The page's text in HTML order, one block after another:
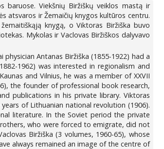
baruose. Viekšnių Biržiškų veiklos mastą ir
atsvaros ir Žemaičių knygos kultūros centru.
knygą, o Viktoras Biržiška buvo
Mykolas ir Vaclovas Biržiškos dalyvavo
Antanas Biržiška (1855-1922) had a
1962) was interested in regionalism and
and Vilnius, he was a member of XXVII
the founder of professional book research,
publications in his private library. Viktoras
of Lithuanian national revolution (1906).
literature. In the Soviet period the private
who were forced to emigrate, did not
Biržiška (3 volumes, 1960-65), whose
always remained an image of the centre of